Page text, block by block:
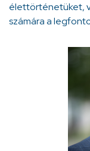
élettörténetüket,
számára a